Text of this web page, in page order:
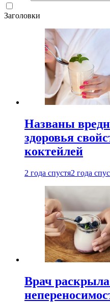
Заголовки
Названы
здоровья
коктейлей
2 года спустя2 года
Врач